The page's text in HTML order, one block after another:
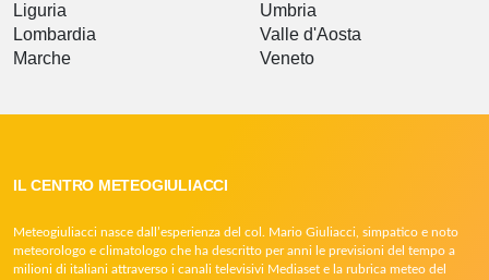
Liguria
Lombardia
Marche
Umbria
Valle d'Aosta
Veneto
IL CENTRO METEOGIULIACCI
Meteogiuliacci nasce dall’esperienza del col. Mario Giuliacci, simpatico e noto
meteorologo e climatologo che ha descritto per anni le previsioni del tempo a
milioni di italiani attraverso i canali televisivi Mediaset e la rubrica meteo del